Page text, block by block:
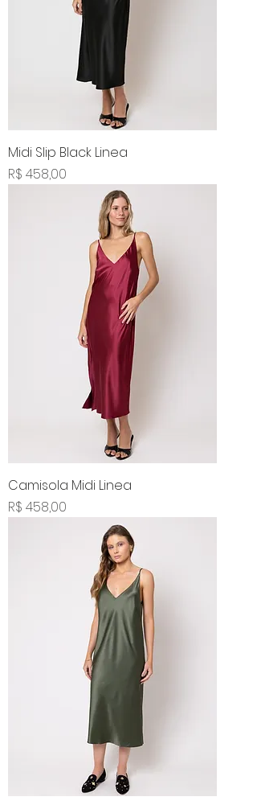
Midi Slip Black Linea
Preço
R$ 458,00
Camisola Midi Linea
Preço
R$ 458,00